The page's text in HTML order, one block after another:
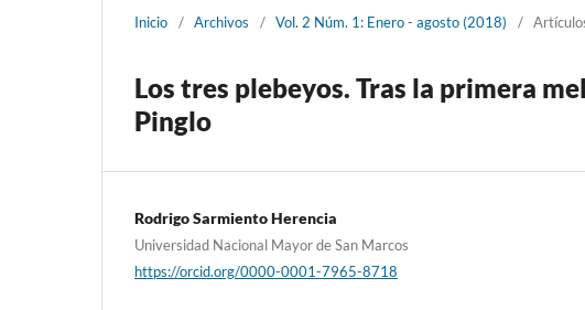
Inicio / Archivos / Vol. 2 Núm. 1: Enero - agosto (2018) /
Los tres plebeyos. Tras la primera
Pinglo
Rodrigo Sarmiento Herencia
Universidad Nacional Mayor de San Marcos
https://orcid.org/0000-0001-7965-8718